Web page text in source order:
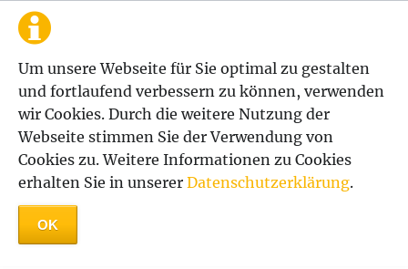
Um unsere Webseite für Sie optimal zu gestalten
und fortlaufend verbessern zu können, verwenden
wir Cookies. Durch die weitere Nutzung der
Webseite stimmen Sie der Verwendung von
Cookies zu. Weitere Informationen zu Cookies
erhalten Sie in unsererDatenschutzerklärung.
OK